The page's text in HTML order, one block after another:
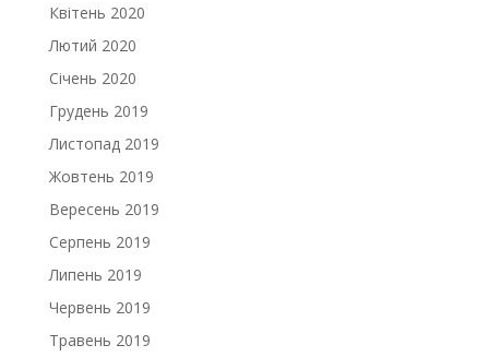
Квітень 2020
Лютий 2020
Січень 2020
Грудень 2019
Листопад 2019
Жовтень 2019
Вересень 2019
Серпень 2019
Липень 2019
Червень 2019
Травень 2019